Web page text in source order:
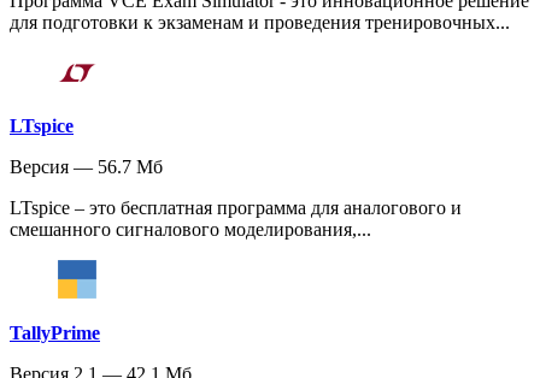
для подготовки к экзаменам и проведения тренировочных...
LTspice
Версия — 56.7 Мб
LTspice – это бесплатная программа для аналогового и
смешанного сигналового моделирования,...
TallyPrime